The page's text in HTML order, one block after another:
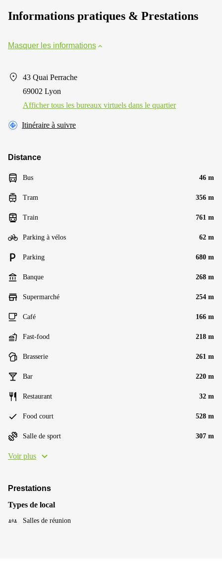
Informations pratiques & Prestations
Masquer les informations
43 Quai Perrache
69002 Lyon
Afficher tous les bureaux virtuels dans le quartier
Itinéraire à suivre
Distance
Bus 46 m
Tram 356 m
Train 761 m
Parking à vélos 62 m
Parking 680 m
Banque 268 m
Supermarché 254 m
Café 166 m
Fast-food 218 m
Brasserie 261 m
Bar 220 m
Restaurant 32 m
Food court 528 m
Salle de sport 307 m
Voir plus
Prestations
Types de local
Salles de réunion